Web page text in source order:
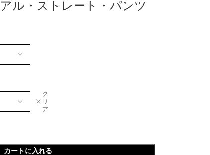
ル・ストレート・パンツ
ク
リ
ア
カートに入れる